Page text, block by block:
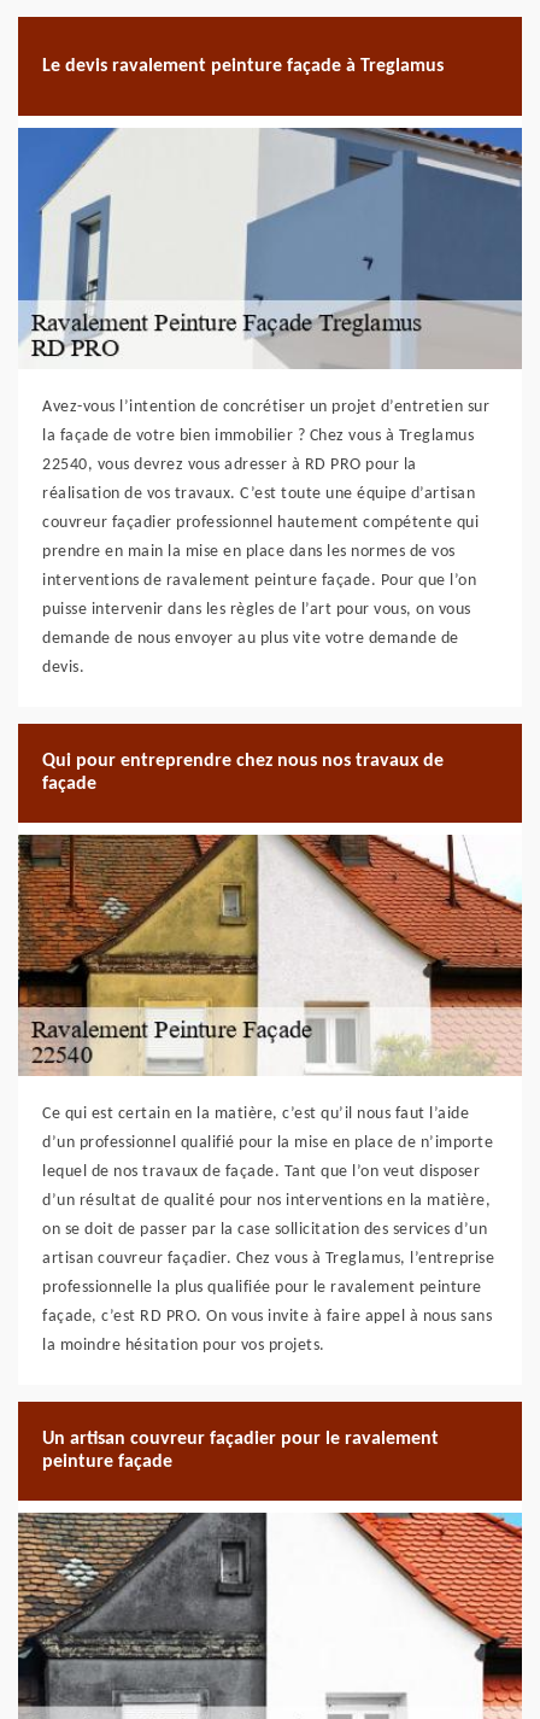
Le devis ravalement peinture façade à Treglamus
Avez-vous l’intention de concrétiser un projet d’entretien sur
la façade de votre bien immobilier ? Chez vous à Treglamus
22540, vous devrez vous adresser à RD PRO pour la
réalisation de vos travaux. C’est toute une équipe d’artisan
couvreur façadier professionnel hautement compétente qui
prendre en main la mise en place dans les normes de vos
interventions de ravalement peinture façade. Pour que l’on
puisse intervenir dans les règles de l’art pour vous, on vous
demande de nous envoyer au plus vite votre demande de
devis.
Qui pour entreprendre chez nous nos travaux de
façade
Ce qui est certain en la matière, c’est qu’il nous faut l’aide
d’un professionnel qualifié pour la mise en place de n’importe
lequel de nos travaux de façade. Tant que l’on veut disposer
d’un résultat de qualité pour nos interventions en la matière,
on se doit de passer par la case sollicitation des services d’un
artisan couvreur façadier. Chez vous à Treglamus, l’entreprise
professionnelle la plus qualifiée pour le ravalement peinture
façade, c’est RD PRO. On vous invite à faire appel à nous sans
la moindre hésitation pour vos projets.
Un artisan couvreur façadier pour le ravalement
peinture façade